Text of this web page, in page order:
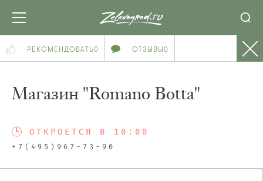
РЕКОМЕНДОВАТЬ0 ОТЗЫВЫ0
Магазин "Romano Botta"
ОТКРОЕТСЯ В 10:00
+7(495)967-73-90